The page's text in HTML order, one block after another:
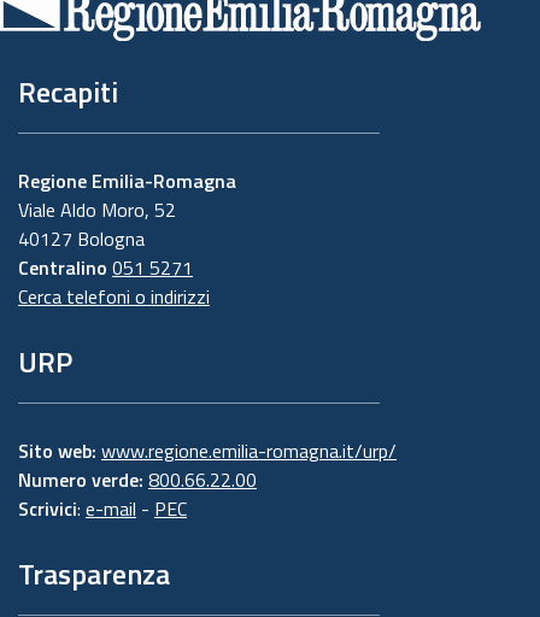
pagina
Recapiti
Regione Emilia-Romagna
Viale Aldo Moro, 52
40127 Bologna
Centralino 051 5271
Cerca telefoni o indirizzi
URP
Sito web: www.regione.emilia-romagna.it/urp/
Numero verde: 800.66.22.00
Scrivici: e-mail - PEC
Trasparenza